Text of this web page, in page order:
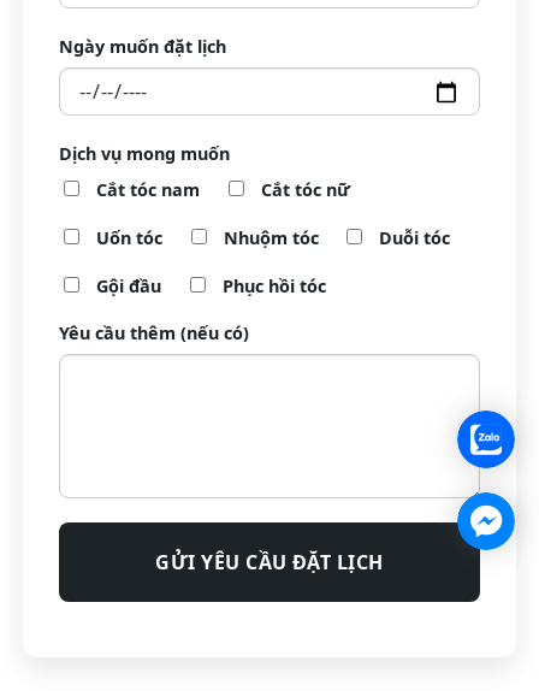
Ngày muốn đặt lịch
Dịch vụ mong muốn
Cắt tóc nam
Cắt tóc nữ
Uốn tóc Nhuộm tóc Duỗi tóc
Gội đầu Phục hồi tóc
Yêu cầu thêm (nếu có)